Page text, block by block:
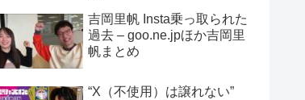
吉岡里帆 Insta乗っ取られた
過去 – goo.ne.jpほか吉岡里
帆まとめ
“X（不使用）は譲れない”